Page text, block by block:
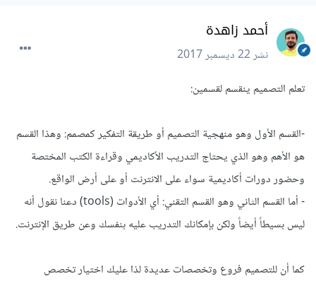
أحمد زاهدة
نشر22 ديسمبر 2017
تعلم التصميم ينقسم لقسمين:
-القسم الأول وهو منهجية التصميم أو طريقة التفكير كمصمم: وهذا القسم
هو الأهم وهو الذي يحتاج التدريب الأكاديمي وقراءة الكتب المختصة
وحضور دورات أكاديمية سواء على الانترنت أو على أرض الواقع.
- أما القسم الثاني وهو القسم التقني: أي الأدوات (tools) دعنا نقول أنه
ليس بسيطاً أيضاً ولكن بإمكانك التدريب عليه بنفسك وعن طريق الإنترنت.
كما أن للتصميم فروع وتخصصات عديدة لذا عليك اختيار تخصص